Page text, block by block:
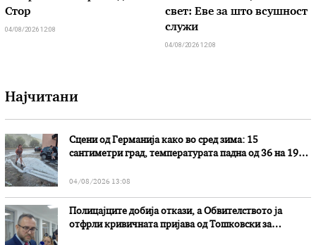
Стор
04/08/2026 12:08
свет: Еве за што всушност
служи
04/08/2026 12:08
Најчитани
Сцени од Германија како во сред зима: 15
сантиметри град, температурата падна од 36 на 19
04/08/2026 13:08
Полицајците добија откази, а Обвителството ја
отфрли кривичната пријава од Тошковски за